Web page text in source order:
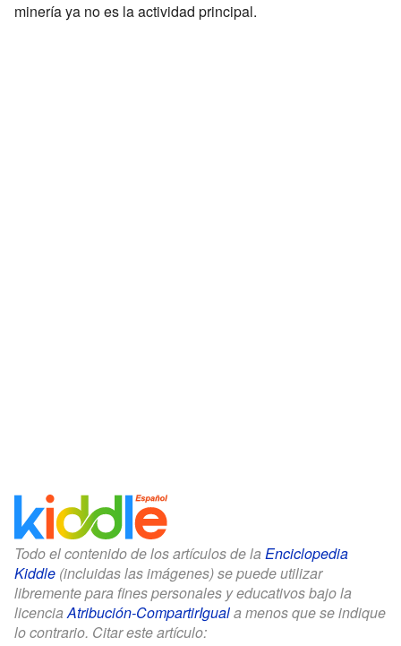
minería ya no es la actividad principal.
Todo el contenido de los artículos de la Enciclopedia
Kiddle (incluidas las imágenes) se puede utilizar
libremente para fines personales y educativos bajo la
licenciaAtribución-CompartirIguala menos que se indique
lo contrario. Citar este artículo: